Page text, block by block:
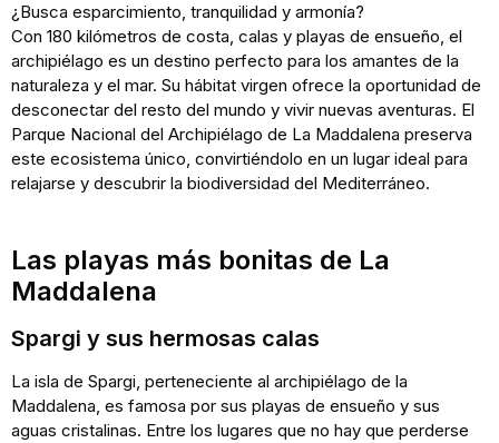
¿Busca esparcimiento, tranquilidad y armonía?
Con 180 kilómetros de costa, calas y playas de ensueño, el
archipiélago es un destino perfecto para los amantes de la
naturaleza y el mar. Su hábitat virgen ofrece la oportunidad de
desconectar del resto del mundo y vivir nuevas aventuras. El
Parque Nacional del Archipiélago de La Maddalena preserva
este ecosistema único, convirtiéndolo en un lugar ideal para
relajarse y descubrir la biodiversidad del Mediterráneo.
Las playas más bonitas de La
Maddalena
Spargi y sus hermosas calas
La isla de Spargi, perteneciente al archipiélago de la
Maddalena, es famosa por sus playas de ensueño y sus
aguas cristalinas. Entre los lugares que no hay que perderse